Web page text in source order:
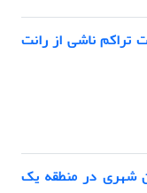
تراکم ناشی از رانت
شهری در منطقه یک